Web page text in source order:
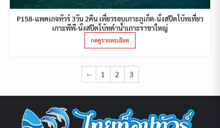
P158-แพคเกจทัวร์ 3วัน 2คืน เที่ยวรอบเกาะภูเก็ต-นั่งสปีดโบ้ทเที่ยว
เกาะพีพี-นั่งสปีดโบ้ทดำน้ำเกาะราชาใหญ่
กดดูรายละเอียด
← 1 2 3